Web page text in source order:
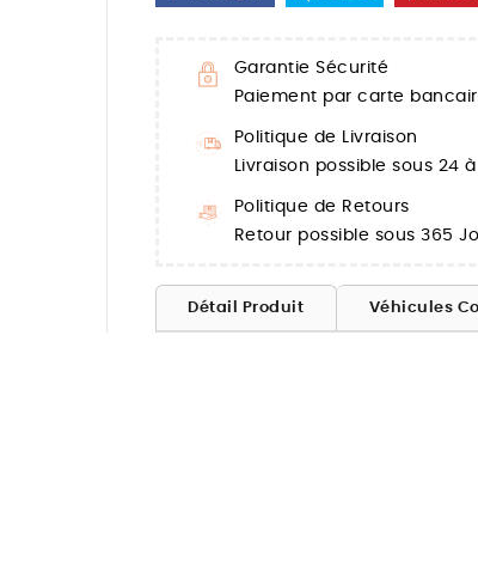
Garantie Sécurité
Paiement par carte
Politique de Livraison
Livraison possible sous 24 à
Politique de Retours
Retour possible sous 365
Détail Produit Véhicules